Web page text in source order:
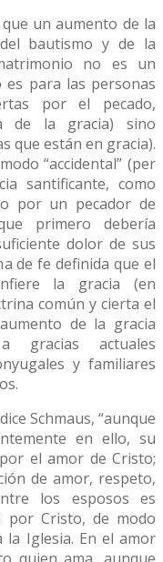
un aumento de la
bautismo y de la
no es un
para las personas
por el pecado,
de la gracia) sino
que están en gracia).
“accidental” (per
santificante, como
por un pecador de
primero debería
dolor de sus
de fe definida que el
la gracia (en
común y cierta el
de la gracia
gracias actuales
y familiares
Schmaus, “aunque
en ello, su
el amor de Cristo;
de amor, respeto,
los esposos es
por Cristo, de modo
Iglesia. En el amor